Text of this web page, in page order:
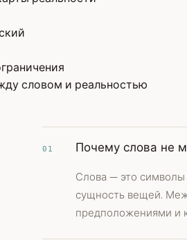
словом и реальностью
01 Почему слова не
Слова — это
сущность вещей.
предположениями и